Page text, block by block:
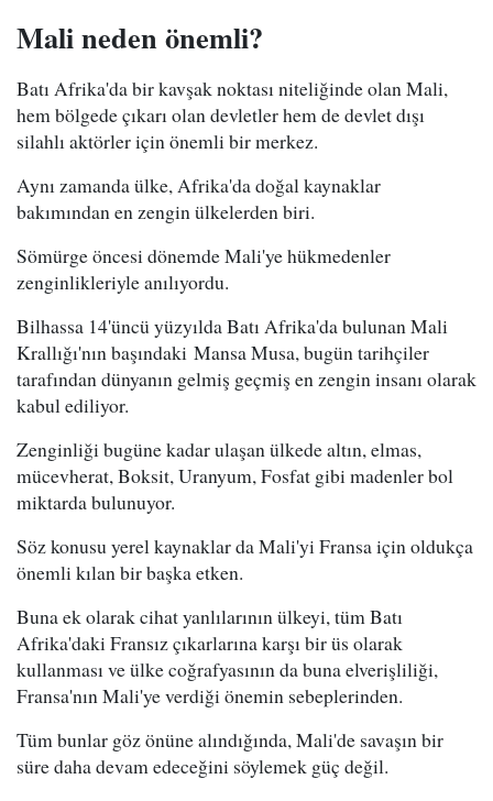
Mali neden önemli?
Batı Afrika'da bir kavşak noktası niteliğinde olan Mali,
hem bölgede çıkarı olan devletler hem de devlet dışı
silahlı aktörler için önemli bir merkez.
Aynı zamanda ülke, Afrika'da doğal kaynaklar
bakımından en zengin ülkelerden biri.
Sömürge öncesi dönemde Mali'ye hükmedenler
zenginlikleriyle anılıyordu.
Bilhassa 14'üncü yüzyılda Batı Afrika'da bulunan Mali
Krallığı'nın başındaki Mansa Musa, bugün tarihçiler
tarafından dünyanın gelmiş geçmiş en zengin insanı olarak
kabul ediliyor.
Zenginliği bugüne kadar ulaşan ülkede altın, elmas,
mücevherat, Boksit, Uranyum, Fosfat gibi madenler bol
miktarda bulunuyor.
Söz konusu yerel kaynaklar da Mali'yi Fransa için oldukça
önemli kılan bir başka etken.
Buna ek olarak cihat yanlılarının ülkeyi, tüm Batı
Afrika'daki Fransız çıkarlarına karşı bir üs olarak
kullanması ve ülke coğrafyasının da buna elverişliliği,
Fransa'nın Mali'ye verdiği önemin sebeplerinden.
Tüm bunlar göz önüne alındığında, Mali'de savaşın bir
süre daha devam edeceğini söylemek güç değil.